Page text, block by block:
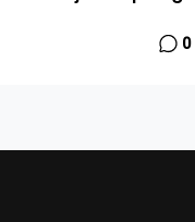
0